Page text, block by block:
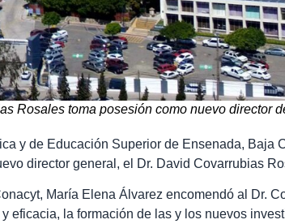
Rosales toma posesión como nuevo director
y de Educación Superior de Ensenada, Baja
director general, el Dr. David Covarrubias
María Elena Álvarez encomendó al Dr.
eficacia, la formación de las y los nuevos